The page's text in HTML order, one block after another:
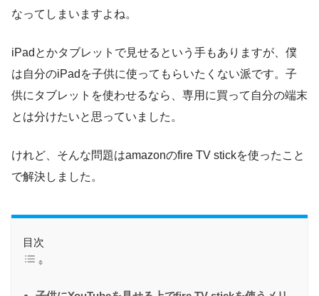
なってしまいますよね。
iPadとかタブレットで見せるという手もありますが、僕
は自分のiPadを子供に使ってもらいたくない派です。子
供にタブレットを使わせるなら、専用に買って自分の端末
とは分けたいと思っていました。
けれど、そんな問題はamazonのfire TV stickを使ったこと
で解決しました。
目次